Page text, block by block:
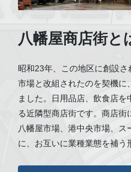
八幡屋商店街と
昭和23年、この地区に創設
市場と改組されたのを契機に
ました。日用品店、飲食店
る近隣型商店街です。商店街
八幡屋市場、港中央市場、ス
に、お互いに業種業態を補う